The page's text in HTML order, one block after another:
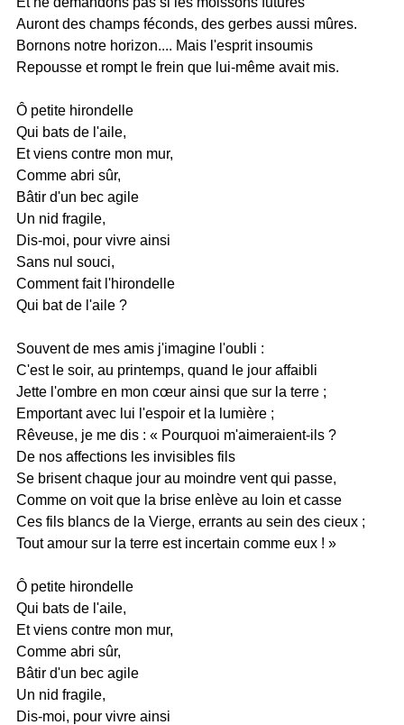
Auront des champs féconds, des gerbes aussi mûres.
Bornons notre horizon.... Mais l'esprit insoumis
Repousse et rompt le frein que lui-même avait mis.
Ô petite hirondelle
Qui bats de l'aile,
Et viens contre mon mur,
Comme abri sûr,
Bâtir d'un bec agile
Un nid fragile,
Dis-moi, pour vivre ainsi
Sans nul souci,
Comment fait l'hirondelle
Qui bat de l'aile ?
Souvent de mes amis j'imagine l'oubli :
C'est le soir, au printemps, quand le jour affaibli
Jette l'ombre en mon cœur ainsi que sur la terre ;
Emportant avec lui l'espoir et la lumière ;
Rêveuse, je me dis : « Pourquoi m'aimeraient-ils ?
De nos affections les invisibles fils
Se brisent chaque jour au moindre vent qui passe,
Comme on voit que la brise enlève au loin et casse
Ces fils blancs de la Vierge, errants au sein des cieux ;
Tout amour sur la terre est incertain comme eux ! »
Ô petite hirondelle
Qui bats de l'aile,
Et viens contre mon mur,
Comme abri sûr,
Bâtir d'un bec agile
Un nid fragile,
Dis-moi, pour vivre ainsi